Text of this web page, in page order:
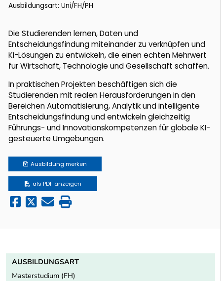
Ausbildungsart: Uni/FH/PH
Die Studierenden lernen, Daten und
Entscheidungsfindung miteinander zu verknüpfen und
KI-Lösungen zu entwickeln, die einen echten Mehrwert
für Wirtschaft, Technologie und Gesellschaft schaffen.
In praktischen Projekten beschäftigen sich die
Studierenden mit realen Herausforderungen in den
Bereichen Automatisierung, Analytik und intelligente
Entscheidungsfindung und entwickeln gleichzeitig
Führungs- und Innovationskompetenzen für globale KI-
gesteuerte Umgebungen.
Ausbildung merken
als PDF anzeigen
AUSBILDUNGSART
Masterstudium (FH)